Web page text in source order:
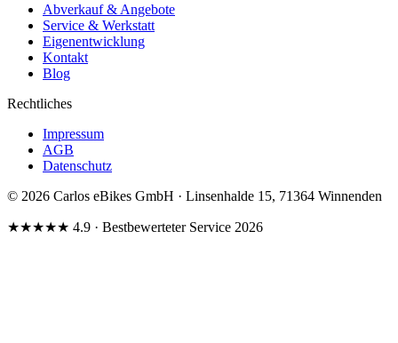
Abverkauf & Angebote
Service & Werkstatt
Eigenentwicklung
Kontakt
Blog
Rechtliches
Impressum
AGB
Datenschutz
© 2026 Carlos eBikes GmbH · Linsenhalde 15, 71364 Winnenden
★★★★★ 4.9 · Bestbewerteter Service 2026